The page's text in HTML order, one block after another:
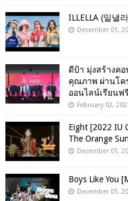
ILLELLA (일낼
December 01,
ดีป้า มุ่งสร้างคอ
คุณภาพ ผ่านโค
ออนไลน์เรียนฟ
February 02,
Eight [2022 IU
The Orange
December 01,
Boys Like You
December 01,